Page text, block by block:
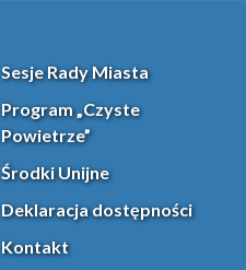
Sesje Rady Miasta
Program „Czyste
Powietrze”
Środki Unijne
Deklaracja dostępności
Kontakt